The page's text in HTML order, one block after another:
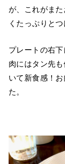
が、これがま
くたっぷりと
プレートの右
肉にはタン先
いて新食感！
た。